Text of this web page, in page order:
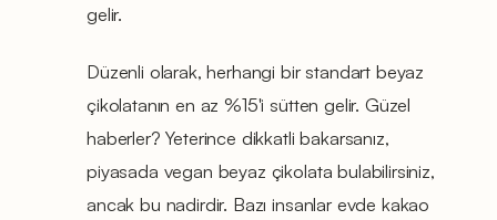
gelir.
Düzenli olarak, herhangi bir standart beyaz
çikolatanın en az %15'i sütten gelir. Güzel
haberler? Yeterince dikkatli bakarsanız,
piyasada vegan beyaz çikolata bulabilirsiniz,
ancak bu nadirdir. Bazı insanlar evde kakao